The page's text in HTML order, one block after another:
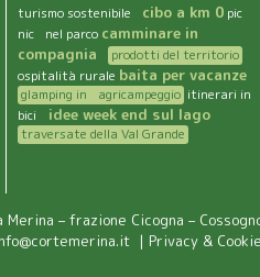
turismo sostenibile cibo a km 0 pic
nic nel parco camminare in
compagnia
prodotti del territorio
ospitalità rurale baita per vacanze
glamping in agricampeggio itinerari in
bici
idee week end sul lago
traversate della Val Grande
– frazione Cicogna –
| Privacy &